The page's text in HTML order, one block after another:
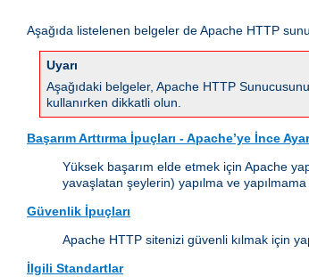
Aşağıda listelenen belgeler de Apache HTTP
Uyarı
Aşağıdaki belgeler, Apache HTTP
kullanırken dikkatli olun.
Başarım Arttırma İpuçları - Apache’ye İnce
Yüksek başarım elde etmek için Apache
yavaşlatan şeylerin) yapılma ve yapılmama
Güvenlik İpuçları
Apache HTTP sitenizi güvenli kılmak için
İlgili Standartlar